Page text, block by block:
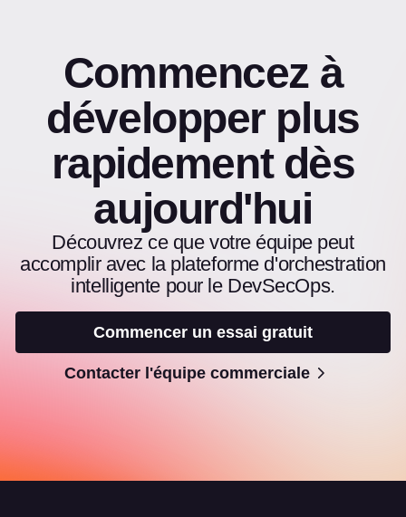
Commencez à
développer plus
rapidement dès
aujourd'hui
Découvrez ce que votre équipe peut
accomplir avec la plateforme d'orchestration
intelligente pour le DevSecOps.
Commencer un essai gratuit
Contacter l'équipe commerciale